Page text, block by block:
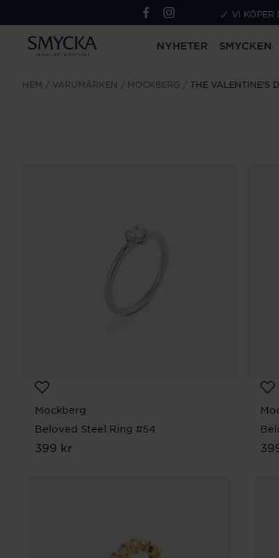
VI KÖPER
NYHETER SMYCKEN
HEM VARUMÄRKEN MOCKBERG THE VALENTINE'S
Mockberg
Beloved Steel Ring #54
Pris :399 kr
399 kr